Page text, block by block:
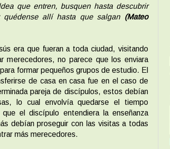
que entren, busquen hasta descubrir
allí hasta que salgan(Mateo
era que fueran a toda ciudad, visitando
merecedores, no parece que los enviara
formar pequeños grupos de estudio. El
de casa en casa fue en el caso de
pareja de discípulos, estos debían
lo cual envolvía quedarse el tiempo
el discípulo entendiera la enseñanza
debían proseguir con las visitas a todas
más merecedores.